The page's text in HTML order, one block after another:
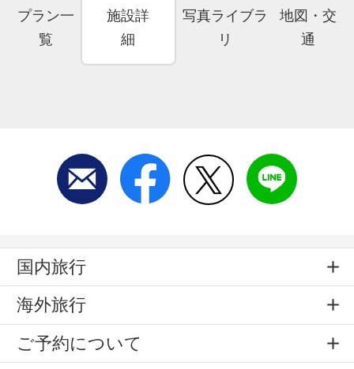
プラン一
覧
施設詳
細
写真ライブラ
リ
地図・交
通
国内旅行
海外旅行
ご予約について